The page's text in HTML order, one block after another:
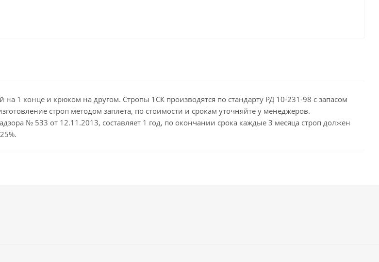
1 конце и крюком на другом. Стропы 1СК производятся по стандарту РД 10-231-98 с запасом
строп методом заплета, по стоимости и срокам уточняйте у менеджеров.
№ 533 от 12.11.2013, составляет 1 год, по окончании срока каждые 3 месяца строп должен